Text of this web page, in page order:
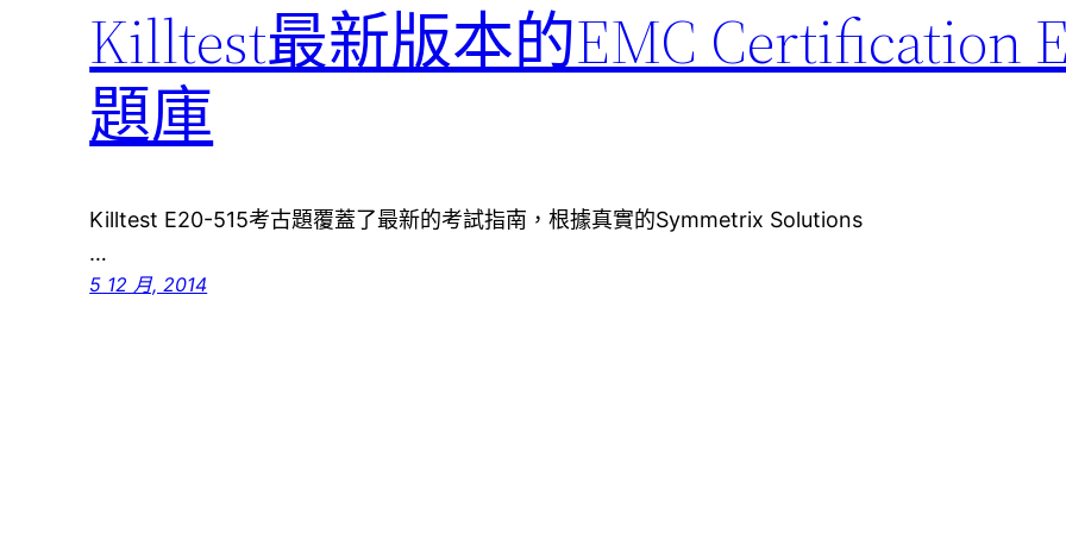
Killtest最新版本的EMC Certification
題庫
Killtest E20-515考古題覆蓋了最新的考試指南，根據真實的Symmetrix Solutions
…
5 12 月, 2014